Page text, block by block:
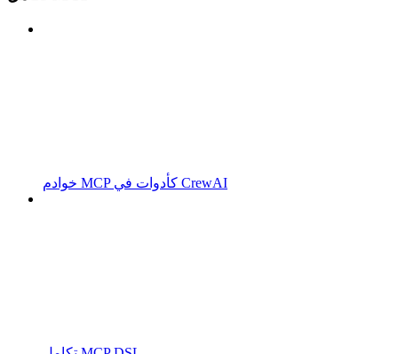
خوادم MCP كأدوات في CrewAI